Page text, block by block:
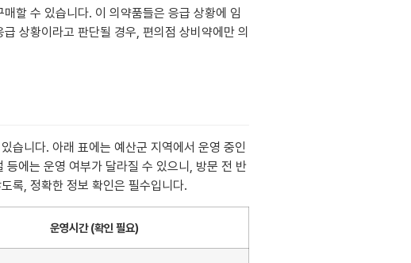
할 수 있습니다. 이 의약품들은 응급 상황에 임
상황이라고 판단될 경우, 편의점 상비약에만 의
습니다. 아래 표에는 예산군 지역에서 운영 중인
에는 운영 여부가 달라질 수 있으니, 방문 전 반
록, 정확한 정보 확인은 필수입니다.
운영시간 (확인 필요)